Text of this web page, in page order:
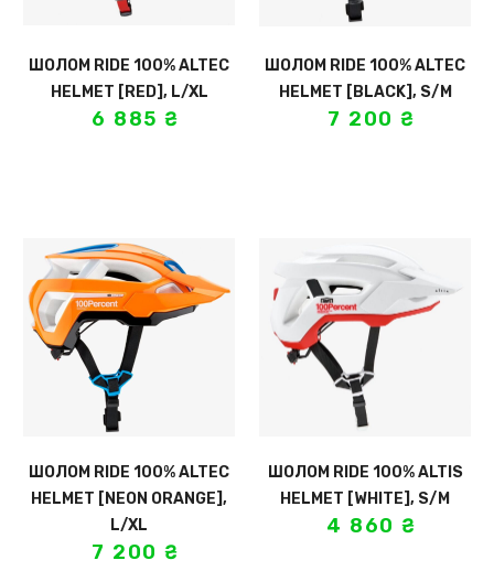
ШОЛОМ RIDE 100% ALTEC
HELMET [RED], L/XL
6 885 ₴
ШОЛОМ RIDE 100% ALTEC
HELMET [BLACK], S/M
7 200 ₴
ШОЛОМ RIDE 100% ALTEC
HELMET [NEON ORANGE],
L/XL
7 200 ₴
ШОЛОМ RIDE 100% ALTIS
HELMET [WHITE], S/M
4 860 ₴